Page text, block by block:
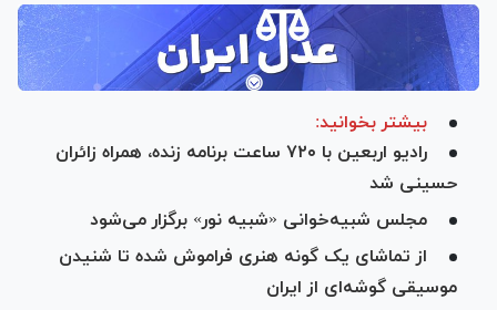
بیشتر بخوانید:
رادیو اربعین با ۷۲۰ ساعت برنامه زنده، همراه زائران
حسینی شد
مجلس شبیه‌خوانی «شبیه نور» برگزار می‌شود
از تماشای یک گونه هنری فراموش شده تا شنیدن
موسیقی گوشه‌ای از ایران